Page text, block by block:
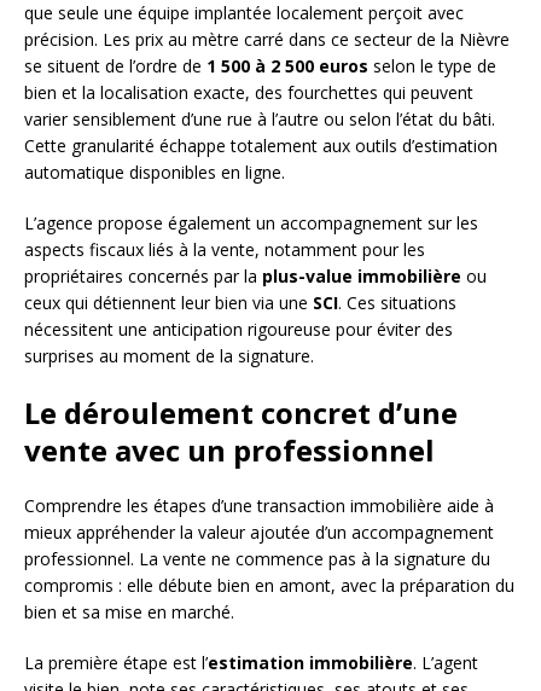
que seule une équipe implantée localement perçoit avec
précision. Les prix au mètre carré dans ce secteur de la Nièvre
se situent de l’ordre de 1 500 à 2 500 euros selon le type de
bien et la localisation exacte, des fourchettes qui peuvent
varier sensiblement d’une rue à l’autre ou selon l’état du bâti.
Cette granularité échappe totalement aux outils d’estimation
automatique disponibles en ligne.
L’agence propose également un accompagnement sur les
aspects fiscaux liés à la vente, notamment pour les
propriétaires concernés par la plus-value immobilière ou
ceux qui détiennent leur bien via une SCI. Ces situations
nécessitent une anticipation rigoureuse pour éviter des
surprises au moment de la signature.
Le déroulement concret d’une
vente avec un professionnel
Comprendre les étapes d’une transaction immobilière aide à
mieux appréhender la valeur ajoutée d’un accompagnement
professionnel. La vente ne commence pas à la signature du
compromis : elle débute bien en amont, avec la préparation du
bien et sa mise en marché.
La première étape est l’estimation immobilière. L’agent